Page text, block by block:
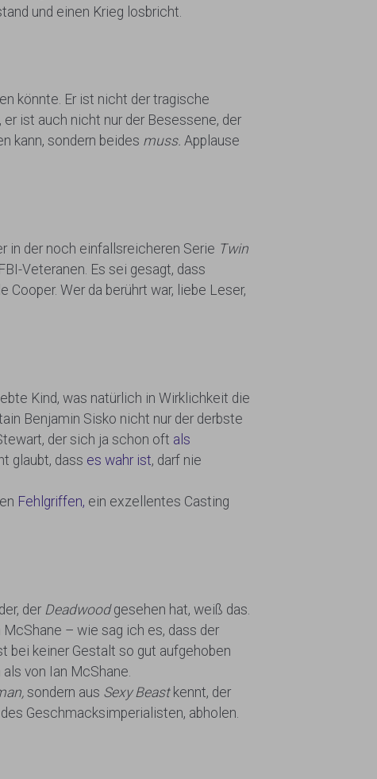
und einen Krieg losbricht.
könnte. Er ist nicht der tragische
ist auch nicht nur der Besessene, der
kann, sondern beides muss. Applause
in der noch einfallsreicheren Serie Twin
Veteranen. Es sei gesagt, dass
Wer da berührt war, liebe Leser,
Kind, was natürlich in Wirklichkeit die
Benjamin Sisko nicht nur der derbste
der sich ja schon oft als
glaubt, dass es wahr ist, darf nie
Fehlgriffen, ein exzellentes Casting
der Deadwoodgesehen hat, weiß das.
– wie sag ich es, dass der
bei keiner Gestalt so gut aufgehoben
von Ian McShane.
sondern aus Sexy Beastkennt, der
Geschmacksimperialisten, abholen.